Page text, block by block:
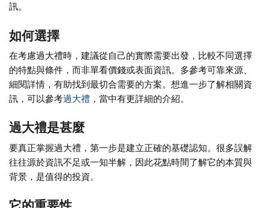
訊。
如何選擇
在考慮過大禮時，建議從自己的實際需要出發，比較不同選擇
的特點與條件，而非單看價錢或表面資訊。多參考可靠來源、
細閱詳情，有助找到最切合需要的方案。想進一步了解相關資
訊，可以參考過大禮 ，當中有更詳細的介紹。
過大禮是甚麼
要真正掌握過大禮，第一步是建立正確的基礎認知。很多誤解
往往源於資訊不足或一知半解，因此花點時間了解它的本質與
背景，是值得的投資。